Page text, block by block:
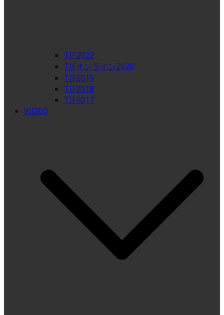
TIF2022
TIFオンライン2020
TIF2019
TIF2018
TIF2017
VIDEO